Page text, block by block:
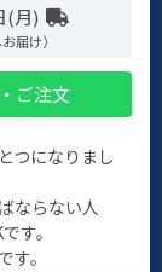
(月)
届け）
ご注文
つになりまし
ならない人
す。
す。